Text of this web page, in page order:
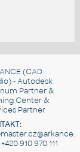
(CAD
- Autodesk
Partner &
Center &
Partner
910 970 111